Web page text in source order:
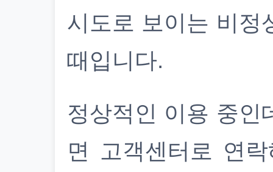
시도로 보이는 비정
때입니다.
정상적인 이용 중인
면 고객센터로 연